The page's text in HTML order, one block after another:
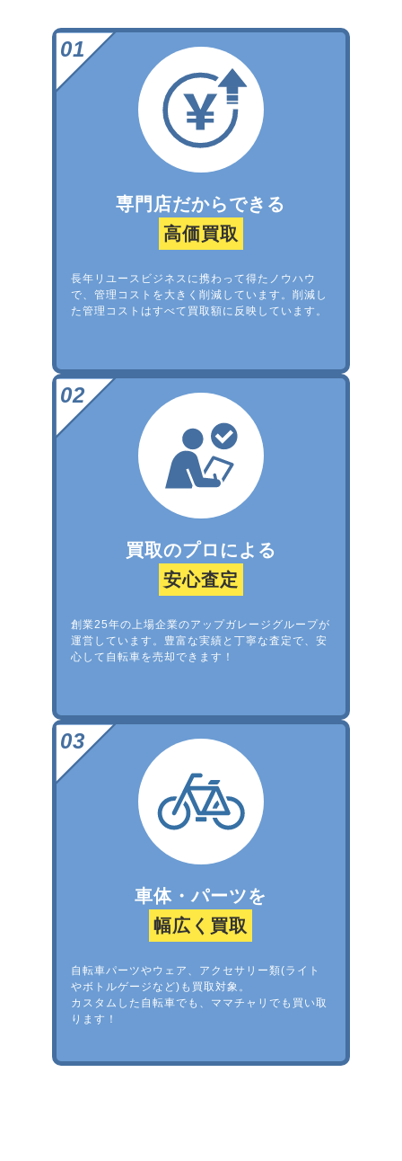
専門店だからできる
高価買取
長年リユースビジネスに携わって得たノウハウ
で、管理コストを大きく削減しています。削減し
た管理コストはすべて買取額に反映しています。
買取のプロによる
安心査定
創業25年の上場企業のアップガレージグループが
運営しています。豊富な実績と丁寧な査定で、安
心して自転車を売却できます！
車体・パーツを
幅広く買取
自転車パーツやウェア、アクセサリー類(ライト
やボトルゲージなど)も買取対象。
カスタムした自転車でも、ママチャリでも買い取
ります！